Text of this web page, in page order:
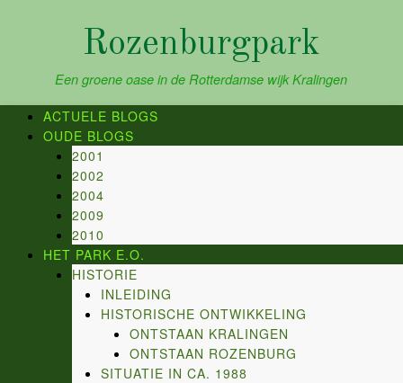
Rozenburgpark
Een groene oase in de Rotterdamse wijk Kralingen
ACTUELE BLOGS
OUDE BLOGS
2001
2002
2004
2009
2010
HET PARK E.O.
HISTORIE
INLEIDING
HISTORISCHE ONTWIKKELING
ONTSTAAN KRALINGEN
ONTSTAAN ROZENBURG
SITUATIE IN CA. 1988